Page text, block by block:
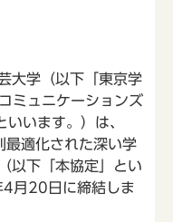
大学（以下「東京学
ミュニケーションズ
います。）は、
最適化された深い学
以下「本協定」とい
月20日に締結しま